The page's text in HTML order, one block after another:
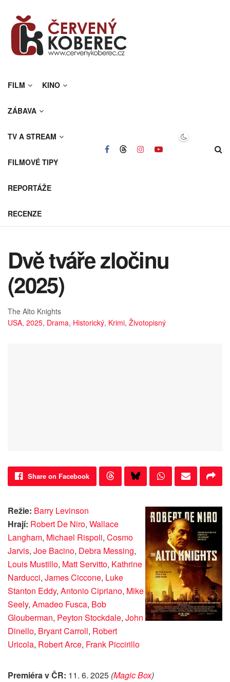
FILM KINO
ZÁBAVA
TV A STREAM
FILMOVÉ TIPY
REPORTÁŽE
RECENZE
Dvě tváře zločinu
(2025)
The Alto Knights
USA, 2025, Drama, Historický, Krimi, Životopisný
Share on Facebook
Režie: Barry Levinson
Hrají: Robert De Niro, Wallace
Langham, Michael Rispoli, Cosmo
Jarvis, Joe Bacino, Debra Messing,
Louis Mustillo, Matt Servitto, Kathrine
Narducci, James Ciccone, Luke
Stanton Eddy, Antonio Cipriano, Mike
Seely, Amadeo Fusca, Bob
Glouberman, Peyton Stockdale, John
Dinello, Bryant Carroll, Robert
Uricola, Robert Arce, Frank Piccirillo
Premiéra v ČR: 11. 6. 2025 (Magic Box)